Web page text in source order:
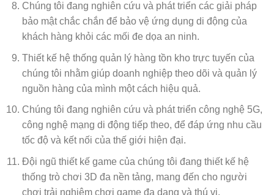
Chúng tôi đang nghiên cứu và phát triển các giải pháp
bảo mật chắc chắn để bảo vệ ứng dụng di động của
khách hàng khỏi các mối đe dọa an ninh.
Thiết kế hệ thống quản lý hàng tồn kho trực tuyến của
chúng tôi nhằm giúp doanh nghiệp theo dõi và quản lý
nguồn hàng của mình một cách hiệu quả.
Chúng tôi đang nghiên cứu và phát triển công nghệ 5G,
công nghệ mạng di động tiếp theo, để đáp ứng nhu cầu
tốc độ và kết nối của thế giới hiện đại.
Đội ngũ thiết kế game của chúng tôi đang thiết kế hệ
thống trò chơi 3D đa nền tảng, mang đến cho người
chơi trải nghiệm chơi game đa dạng và thú vị.